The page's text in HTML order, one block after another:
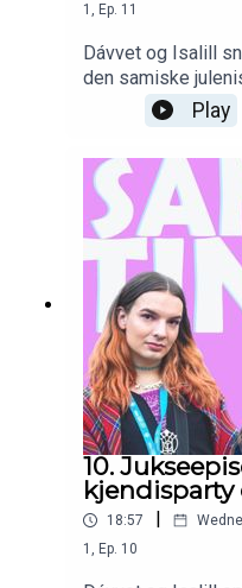
1 , Ep. 11
Dávvet og Isalill
den samiske
Play
10.
kjendisparty
18:57
1 , Ep. 10